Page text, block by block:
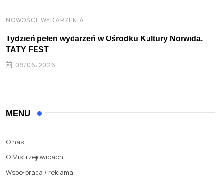
NOWOŚCI, WYDARZENIA
Tydzień pełen wydarzeń w Ośrodku Kultury Norwida.
TATY FEST
09/06/2026
MENU
O nas
O Mistrzejowicach
Współpraca / reklama